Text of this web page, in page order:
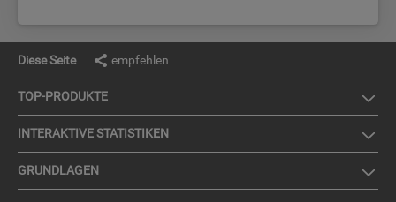
Diese Seite empfehlen
TOP-PRO­DUK­TE
IN­TER­AK­TI­VE STA­TIS­TI­KEN
GRUND­LA­GEN